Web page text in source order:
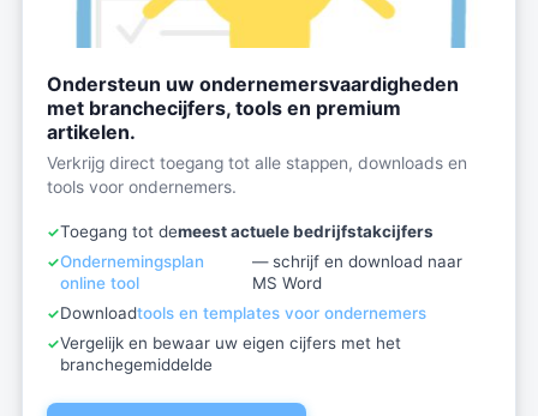
Ondersteun uw ondernemersvaardigheden
met branchecijfers, tools en premium
artikelen.
Verkrijg direct toegang tot alle stappen, downloads en
tools voor ondernemers.
Toegang tot demeest actuele bedrijfstakcijfers
Ondernemingsplan
online tool
— schrijf en download naar
MS Word
Downloadtools en templates voor ondernemers
Vergelijk en bewaar uw eigen cijfers met het
branchegemiddelde